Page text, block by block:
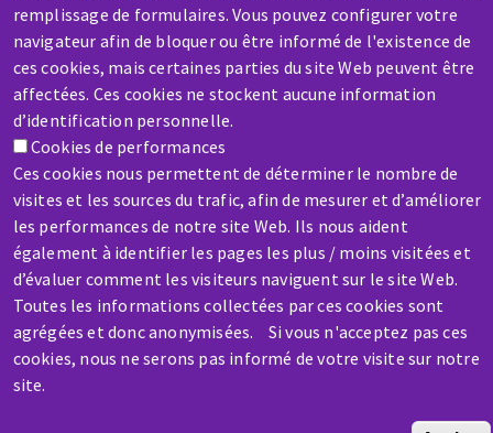
remplissage de formulaires. Vous pouvez configurer votre
navigateur afin de bloquer ou être informé de l'existence de
ces cookies, mais certaines parties du site Web peuvent être
affectées. Ces cookies ne stockent aucune information
d’identification personnelle.
Cookies de performances
Ces cookies nous permettent de déterminer le nombre de
visites et les sources du trafic, afin de mesurer et d’améliorer
les performances de notre site Web. Ils nous aident
également à identifier les pages les plus / moins visitées et
d’évaluer comment les visiteurs naviguent sur le site Web.
Toutes les informations collectées par ces cookies sont
agrégées et donc anonymisées. Si vous n'acceptez pas ces
cookies, nous ne serons pas informé de votre visite sur notre
site.
SAV / RÉPARATION
Une machine cassée ? En panne ?
Contactez-nous
Passar
para
o